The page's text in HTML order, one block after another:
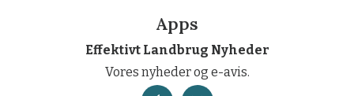
Apps
Effektivt Landbrug Nyheder
Vores nyheder og e-avis.